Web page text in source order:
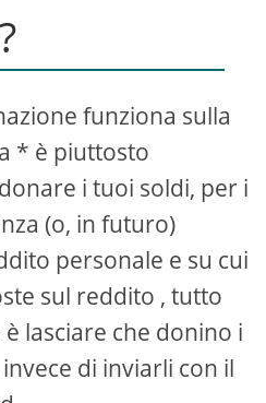
funziona sulla
* è piuttosto
i tuoi soldi, per i
(o, in futuro)
personale e su cui
sul reddito , tutto
lasciare che donino i
di inviarli con il